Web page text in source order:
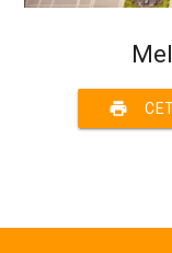
print